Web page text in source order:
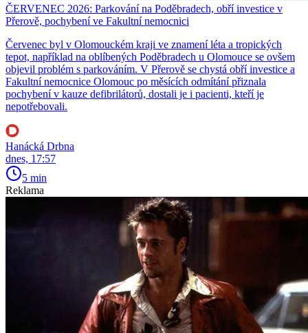
ČERVENEC 2026: Parkování na Poděbradech, obří investice v
Přerově, pochybení ve Fakultní nemocnici
Červenec byl v Olomouckém kraji ve znamení léta a tropických
tepot, například na oblíbených Poděbradech u Olomouce se ovšem
objevil problém s parkováním. V Přerově se chystá obří investice a
Fakultní nemocnice Olomouc po měsících odmítání přiznala
pochybení v kauze defibrilátorů, dostali je i pacienti, kteří je
nepotřebovali.
Hanácká Drbna
dnes, 17:57
5 min
Reklama